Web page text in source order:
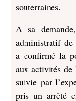
souterraines.
A sa
administratif de
a confirmé la
aux activités de
suivie par
pris un arrêté